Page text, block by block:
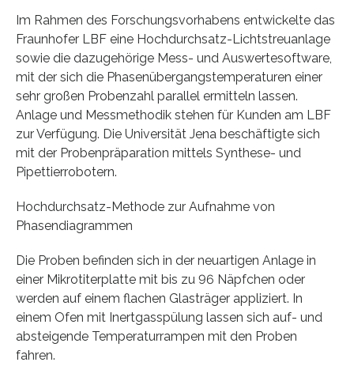
Im Rahmen des Forschungsvorhabens entwickelte das
Fraunhofer LBF eine Hochdurchsatz-Lichtstreuanlage
sowie die dazugehörige Mess- und Auswertesoftware,
mit der sich die Phasenübergangstemperaturen einer
sehr großen Probenzahl parallel ermitteln lassen.
Anlage und Messmethodik stehen für Kunden am LBF
zur Verfügung. Die Universität Jena beschäftigte sich
mit der Probenpräparation mittels Synthese- und
Pipettierrobotern.
Hochdurchsatz-Methode zur Aufnahme von
Phasendiagrammen
Die Proben befinden sich in der neuartigen Anlage in
einer Mikrotiterplatte mit bis zu 96 Näpfchen oder
werden auf einem flachen Glasträger appliziert. In
einem Ofen mit Inertgasspülung lassen sich auf- und
absteigende Temperaturrampen mit den Proben
fahren.